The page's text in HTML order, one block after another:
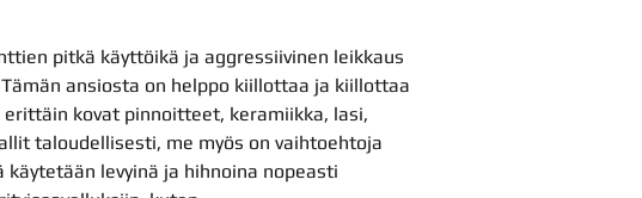
pitkä käyttöikä ja aggressiivinen leikkaus
ansiosta on helppo kiillottaa ja kiillottaa
kovat pinnoitteet, keramiikka, lasi,
taloudellisesti, me myös on vaihtoehtoja
levyinä ja hihnoina nopeasti